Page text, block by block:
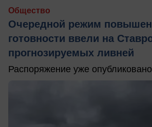
Общество
Очередной режим
готовности ввели на
прогнозируемых ливней
Распоряжение уже опубликовано